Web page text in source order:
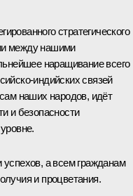
стратегического
между нашими
наращивание всего
индийских связей
наших народов, идёт
и безопасности
а всем гражданам
и процветания.